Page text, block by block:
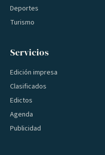
Deportes
Turismo
Servicios
Edición impresa
Clasificados
Edictos
Agenda
Publicidad